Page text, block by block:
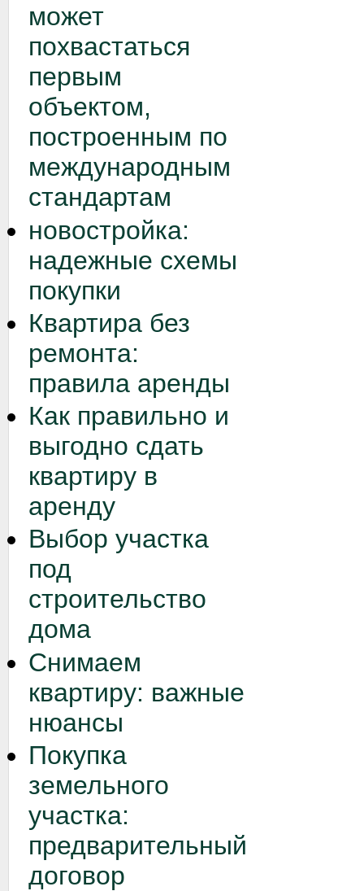
может
похвастаться
первым
объектом,
построенным по
международным
стандартам
новостройка:
надежные схемы
покупки
Квартира без
ремонта:
правила аренды
Как правильно и
выгодно сдать
квартиру в
аренду
Выбор участка
под
строительство
дома
Снимаем
квартиру: важные
нюансы
Покупка
земельного
участка:
предварительный
договор